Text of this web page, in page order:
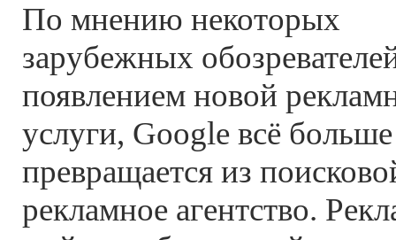
По мнению некоторых
зарубежных
появлением новой
услуги, Google всё больше
превращается из
рекламное агентство.